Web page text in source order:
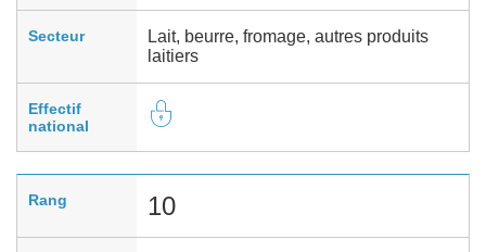
Secteur
Lait, beurre, fromage, autres produits
laitiers
Effectif
national
Rang 10